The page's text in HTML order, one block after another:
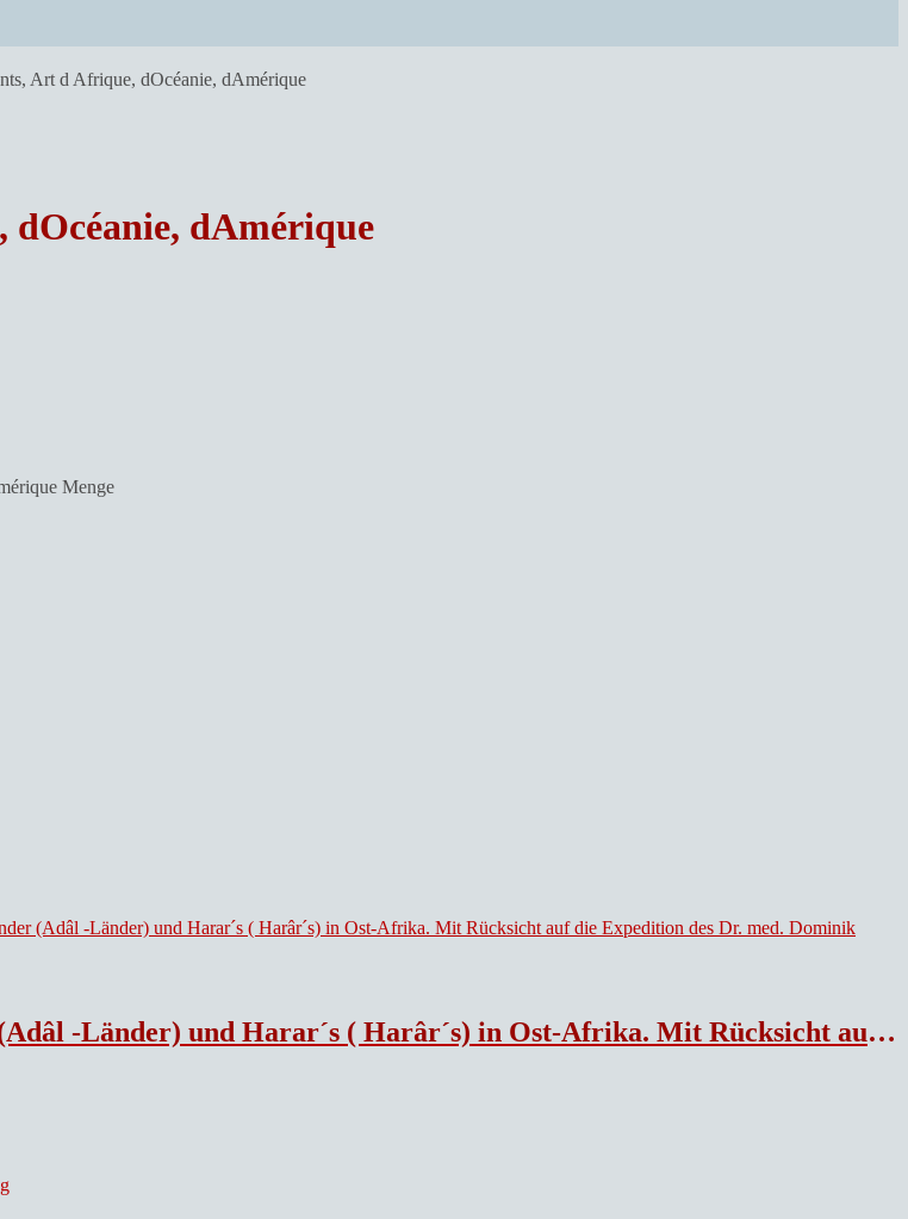
Art d Afrique, dOcéanie, dAmérique
dAmérique
Menge
in Ost-Afrika. Mit Rücksicht auf die Expedition des Dr. med. Dominik Kammel Edlen von Hardegger